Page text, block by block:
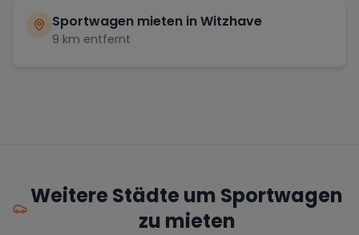
Sportwagen mieten inWitzhave
9 km entfernt
Weitere Städte um Sportwagen
zu mieten